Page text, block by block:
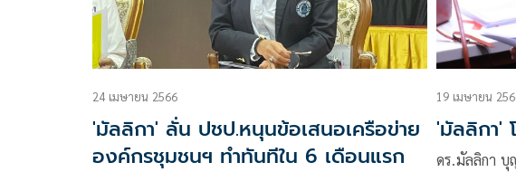
24 เมษายน 2566
'มัลลิกา' ลั่น ปชป.หนุนข้อเสนอเครือข่าย
องค์กรชุมชนฯ ทำทันทีใน 6 เดือนแรก
19 เมษายน
'มัลลิกา'
ดร.มัลลิกา